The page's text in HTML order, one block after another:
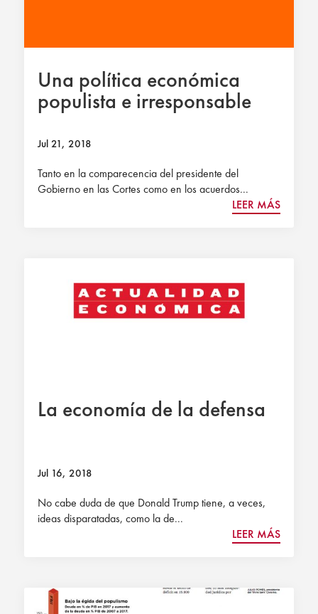
Una política económica
populista e irresponsable
Jul 21, 2018
Tanto en la comparecencia del presidente del
Gobierno en las Cortes como en los acuerdos...
LEER MÁS
La economía de la defensa
Jul 16, 2018
No cabe duda de que Donald Trump tiene, a veces,
ideas disparatadas, como la de...
LEER MÁS